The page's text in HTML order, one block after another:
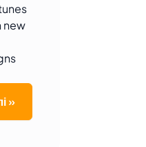
new
»